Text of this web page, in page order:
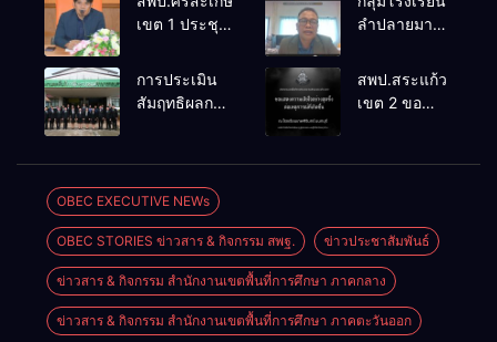
เขต 1 ประชุม
จัดการ
แข่งขันงาน
ศิลปหัตถกรรม
74 ปีการ
ศึกษา 2569
ลำปลายมาศ
เคลื่อน RT,
NT, O-NET
การประเมิน
สัมฤทธิผลการ
ศึกษา
ตำแหน่ง รอง
ผู้อำนวยการ
สถานศึกษา
สพป.สระแก้ว
เขต 2 ขอ
OBEC EXECUTIVE NEWs
OBEC STORIES ข่าวสาร & กิจกรรม สพฐ. ข่าวประชาสัมพันธ์
ข่าวสาร & กิจกรรม สำนักงานเขตพื้นที่การศึกษา ภาคกลาง
ข่าวสาร & กิจกรรม สำนักงานเขตพื้นที่การศึกษา ภาคตะวันออก